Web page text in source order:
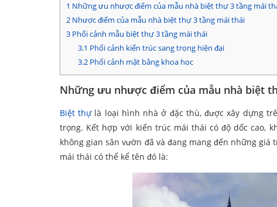
1 Những ưu nhược điểm của mẫu nhà biệt thự 3 tầng mái
2 Nhược điểm của mẫu nhà biệt thự 3 tầng mái thái
3 Phối cảnh mẫu biệt thự 3 tầng mái thái
3.1 Phối cảnh kiến trúc sang trọng hiện đại
3.2Phối cảnh mặt bằng khoa học
Những ưu nhược điểm của mẫu nhà biệt
Biệt thựlà loại hình nhà ở đặc thù, được xây dựng
trọng. Kết hợp với kiến trúc mái thái có độ dốc cao,
không gian sân vườn đã và đang mang đến những
mái thái có thể kể tên đó là: